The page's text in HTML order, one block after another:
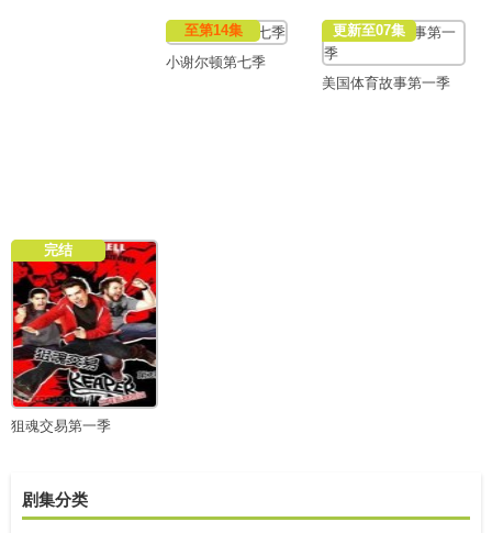
至第14集
小谢尔顿第七季
更新至07集
美国体育故事第一季
完结
狙魂交易第一季
剧集分类